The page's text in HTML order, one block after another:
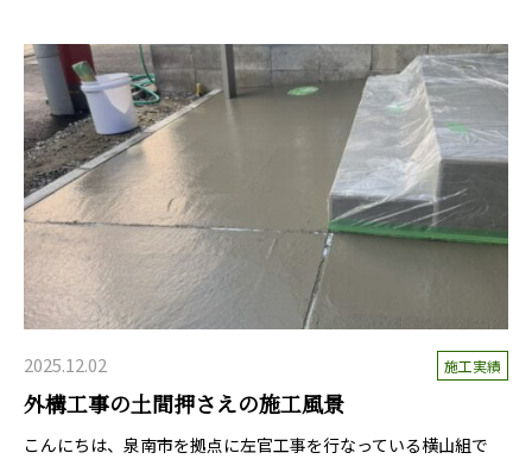
2025.12.02 施工実績
外構工事の土間押さえの施工風景
こんにちは、泉南市を拠点に左官工事を行なっている横山組で